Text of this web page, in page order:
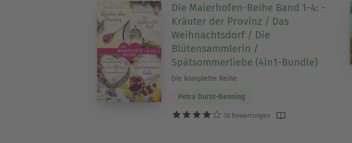
Die Maierhofen-Reihe Band 1-4: -
Kräuter der Provinz / Das
Weihnachtsdorf / Die
Blütensammlerin /
Spätsommerliebe (4in1-Bundle)
Die komplette Reihe
Petra Durst-Benning
30 Bewertungen